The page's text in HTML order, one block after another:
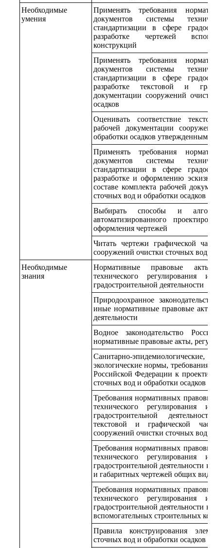
Необходимые
умения
Применять требования
документов системы
стандартизации в сфере
разработке чертежей
конструкций
Применять требования
документов системы
стандартизации в сфере
разработке текстовой и
документации сооружений
осадков
Оценивать соответствие
рабочей документации
обработки осадков утвержденным
Применять требования
документов системы
стандартизации в сфере
разработке и оформлению
составе комплекта рабочей
сточных вод и обработки осадков
Выбирать способы и
автоматизированного
оформления чертежей
Читать чертежи графической
сооружений очистки сточных вод и
Необходимые
знания
Нормативные правовые
технического регулирования
градостроительной деятельности
Природоохранное
иные нормативные правовые акты
деятельности
Водное законодательство
нормативные правовые акты,
Санитарно-эпидемиологические,
экологические нормы, требования
Российской Федерации к
сточных вод и обработки осадков
Требования нормативных
технического регулирования
градостроительной
текстовой и графической
сооружений очистки сточных вод и
Требования нормативных
технического регулирования
градостроительной деятельности к
и габаритных чертежей общих
Требования нормативных
технического регулирования
градостроительной деятельности к
вспомогательных строительных
Правила конструирования
сточных вод и обработки осадков